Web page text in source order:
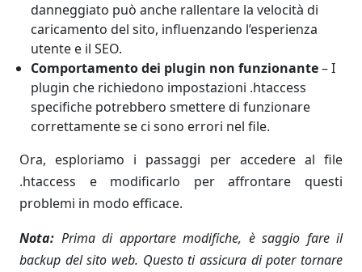
danneggiato può anche rallentare la velocità di
caricamento del sito, influenzando l’esperienza
utente e il SEO.
Comportamento dei plugin non funzionante– I
plugin che richiedono impostazioni .htaccess
specifiche potrebbero smettere di funzionare
correttamente se ci sono errori nel file.
Ora, esploriamo i passaggi per accedere al file
.htaccess e modificarlo per affrontare questi
problemi in modo efficace.
Nota: Prima di apportare modifiche, è saggio fare il
backup del sito web. Questo ti assicura di poter tornare